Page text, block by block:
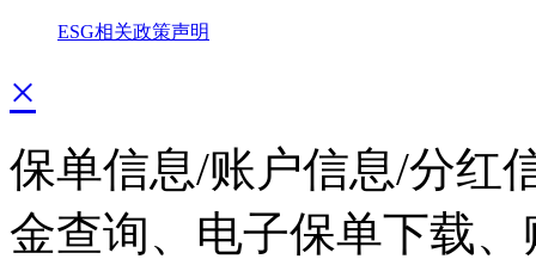
ESG相关政策声明
×
保单信息/账户信息/分红
金查询、电子保单下载